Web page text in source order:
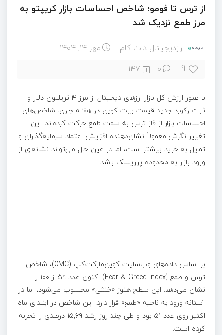
از ترس تا فومو؛ شاخص احساسات بازار کریپتو به
مرز طمع نزدیک شد
ارزدیجیتال دات کام مهر ۱۴, ۱۴۰۴
9
0
147
با عبور ارزش کل بازار ارزهای دیجیتال از مرز ۴ تریلیون دلار و
ثبت رکورد جدید قیمت بیت‌ کوین در هفته جاری، شاخص‌های
احساسات بازار از فاز ترس به سمت طمع حرکت کرده‌اند. این
تغییر نگرش معمولاً نشان‌دهنده افزایش اعتماد سرمایه‌گذاران و
تمایل به خرید بیشتر است، اما در عین حال می‌تواند نشانه‌ای از
ورود بازار به محدوده پرریسک باشد.
بر اساس داده‌های وب‌سایت کوین‌مارکت‌کپ (CMC)، شاخص
ترس و طمع (Fear & Greed Index) اکنون عدد ۵۹ از ۱۰۰ را
نشان می‌دهد. این سطح هنوز «خنثی» محسوب می‌شود، اما در
آستانه ورود به ناحیه «طمع» قرار دارد. این شاخص در ابتدای ماه
اکتبر روی عدد ۵۱ بود و طی چند روز رشد ۱۵,۶۹ درصدی را تجربه
کرده است.